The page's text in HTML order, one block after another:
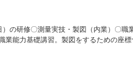
の研修〇測量実技・製図（内業）〇職
能力基礎講習。製図をするための座標